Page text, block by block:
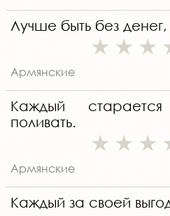
Лучше быть без
Армянские
Каждый
поливать.
Армянские
Каждый за своей